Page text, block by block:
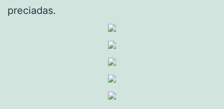
preciadas.